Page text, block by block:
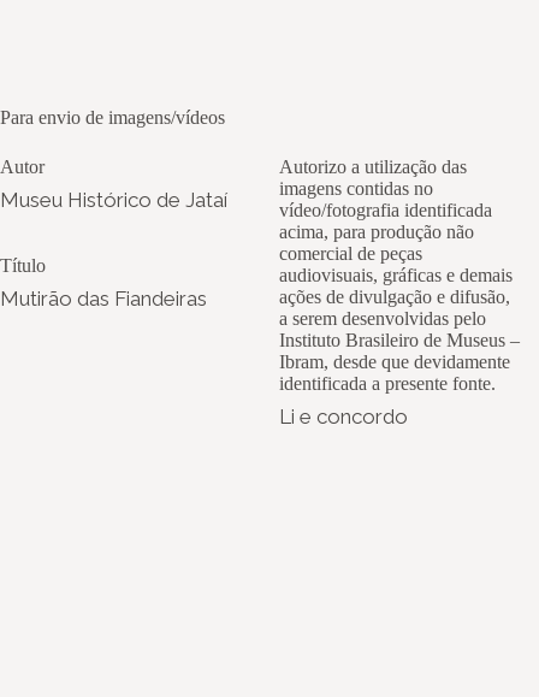
Para envio de imagens/vídeos
Autor
Museu Histórico de Jataí
Título
Mutirão das Fiandeiras
Autorizo a utilização das
imagens contidas no
vídeo/fotografia identificada
acima, para produção não
comercial de peças
audiovisuais, gráficas e demais
ações de divulgação e difusão,
a serem desenvolvidas pelo
Instituto Brasileiro de Museus –
Ibram, desde que devidamente
identificada a presente fonte.
Li e concordo